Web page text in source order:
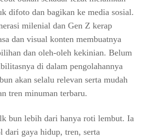
difoto dan bagikan ke media sosial.
milenial dan Gen Z kerap
dan visual konten membuatnya
dan oleh-oleh kekinian. Belum
di dalam pengolahannya
akan selalu relevan serta mudah
tren minuman terbaru.
bun lebih dari hanya roti lembut. Ia
dari gaya hidup, tren, serta